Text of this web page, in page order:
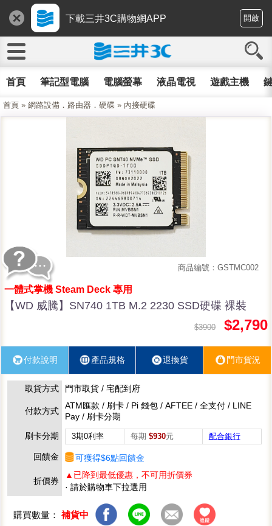
下載三井3C購物網APP 開啟
首頁 筆記型電腦 電腦螢幕 液晶電視 遊戲主機
首頁 » 網路設備．路由器．硬碟 » 內接硬碟
商品編號：GSTMC002
一體式掌機 Steam Deck 專用
【WD 威騰】SN740 1TB M.2 2230 SSD硬碟 裸裝
$3900 $2,790
付款說明 產品規格 退換貨 門市貨況
取貨方式 門市取貨 / 宅配到府
付款方式
ATM匯款 / 刷卡 / Pi 錢包 / AFTEE / 全支付 / LINE
Pay / 刷卡分期
刷卡分期
3期0利率 每期 $930元 配合銀行
回饋金 可獲得$6點回饋金
折價券
▲已降到最低優惠，不可用折價券
· 請於購物車下拉選用
購買數量： 補貨中